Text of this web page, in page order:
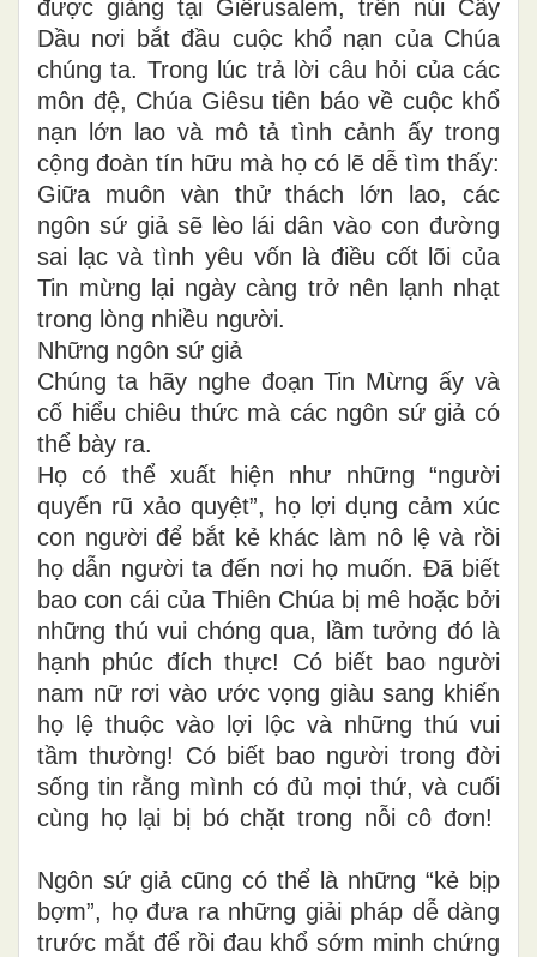
được giảng tại Giêrusalem, trên núi Cây
Dầu nơi bắt đầu cuộc khổ nạn của Chúa
chúng ta. Trong lúc trả lời câu hỏi của các
môn đệ, Chúa Giêsu tiên báo về cuộc khổ
nạn lớn lao và mô tả tình cảnh ấy trong
cộng đoàn tín hữu mà họ có lẽ dễ tìm thấy:
Giữa muôn vàn thử thách lớn lao, các
ngôn sứ giả sẽ lèo lái dân vào con đường
sai lạc và tình yêu vốn là điều cốt lõi của
Tin mừng lại ngày càng trở nên lạnh nhạt
trong lòng nhiều người.
Những ngôn sứ giả
Chúng ta hãy nghe đoạn Tin Mừng ấy và
cố hiểu chiêu thức mà các ngôn sứ giả có
thể bày ra.
Họ có thể xuất hiện như những “người
quyến rũ xảo quyệt”, họ lợi dụng cảm xúc
con người để bắt kẻ khác làm nô lệ và rồi
họ dẫn người ta đến nơi họ muốn. Đã biết
bao con cái của Thiên Chúa bị mê hoặc bởi
những thú vui chóng qua, lầm tưởng đó là
hạnh phúc đích thực! Có biết bao người
nam nữ rơi vào ước vọng giàu sang khiến
họ lệ thuộc vào lợi lộc và những thú vui
tầm thường! Có biết bao người trong đời
sống tin rằng mình có đủ mọi thứ, và cuối
cùng họ lại bị bó chặt trong nỗi cô đơn!
Ngôn sứ giả cũng có thể là những “kẻ bịp
bợm”, họ đưa ra những giải pháp dễ dàng
trước mắt để rồi đau khổ sớm minh chứng